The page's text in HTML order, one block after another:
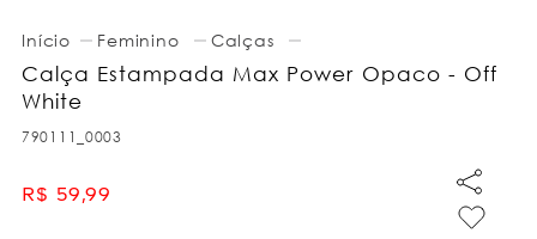
Feminino Calças
Calça Estampada Max Power Opaco - Off
White
790111_0003
R$ 59,99